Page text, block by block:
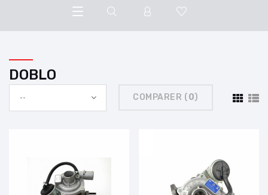
DOBLO
-- COMPARER (0)